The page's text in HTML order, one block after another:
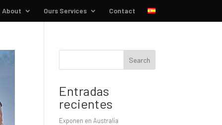
About Ours Services Contact
Search
Entradas
recientes
Exponen en Australia